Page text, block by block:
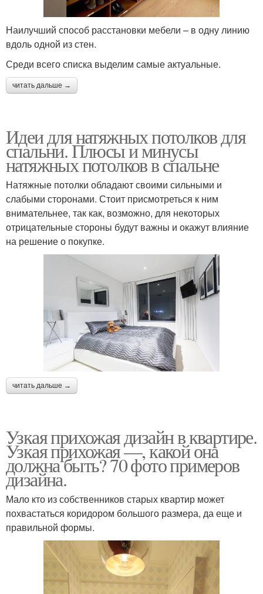
Наилучший способ расстановки мебели – в одну линию
вдоль одной из стен.
Среди всего списка выделим самые актуальные.
читать дальше →
Идеи для натяжных потолков для
спальни. Плюсы и минусы
натяжных потолков в спальне
Натяжные потолки обладают своими сильными и
слабыми сторонами. Стоит присмотреться к ним
внимательнее, так как, возможно, для некоторых
отрицательные стороны будут важны и окажут влияние
на решение о покупке.
читать дальше →
Узкая прихожая дизайн в квартире.
Узкая прихожая —, какой она
должна быть? 70 фото примеров
дизайна.
Мало кто из собственников старых квартир может
похвастаться коридором большого размера, да еще и
правильной формы.